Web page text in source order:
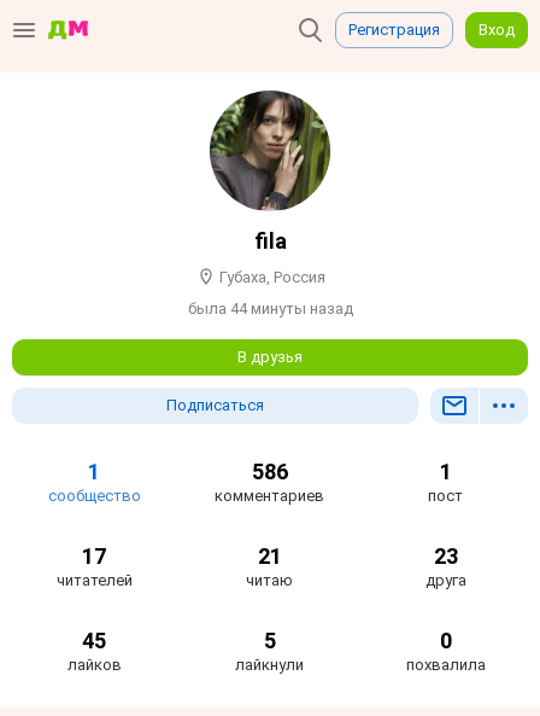
Регистрация Вход
fila
Губаха, Россия
была 44 минуты назад
В друзья
Подписаться
1
сообщество
586
комментариев
1
пост
17
читателей
21
читаю
23
друга
45
лайков
5
лайкнули
0
похвалила